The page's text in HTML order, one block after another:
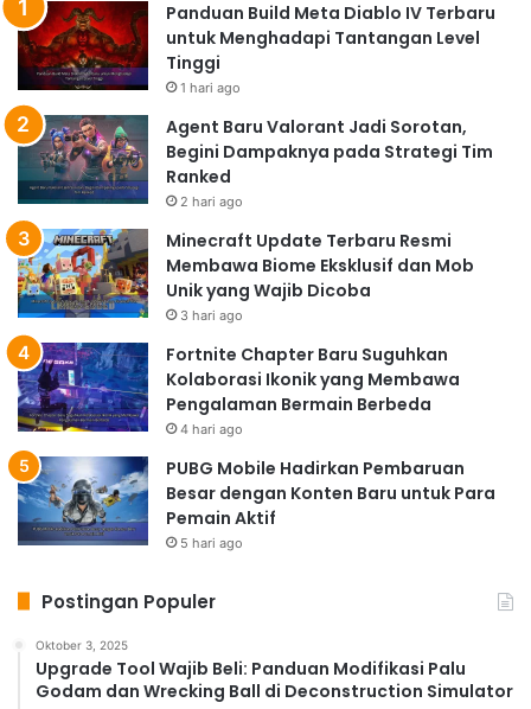
Panduan Build Meta Diablo IV Terbaru
untuk Menghadapi Tantangan Level
Tinggi
1 hari ago
Agent Baru Valorant Jadi Sorotan,
Begini Dampaknya pada Strategi Tim
Ranked
2 hari ago
Minecraft Update Terbaru Resmi
Membawa Biome Eksklusif dan Mob
Unik yang Wajib Dicoba
3 hari ago
Fortnite Chapter Baru Suguhkan
Kolaborasi Ikonik yang Membawa
Pengalaman Bermain Berbeda
4 hari ago
PUBG Mobile Hadirkan Pembaruan
Besar dengan Konten Baru untuk Para
Pemain Aktif
5 hari ago
Postingan Populer
Oktober 3, 2025
Upgrade Tool Wajib Beli: Panduan Modifikasi Palu
Godam dan Wrecking Ball di Deconstruction Simulator